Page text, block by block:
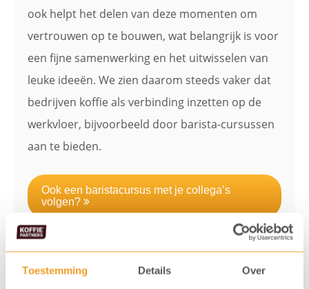
Toestemming Details Over
ook helpt het delen van deze momenten om
vertrouwen op te bouwen, wat belangrijk is voor
een fijne samenwerking en het uitwisselen van
leuke ideeën. We zien daarom steeds vaker dat
bedrijven koffie als verbinding inzetten op de
werkvloer, bijvoorbeeld door barista-cursussen
aan te bieden.
Ook een baristacursus met je collega’s
volgen?